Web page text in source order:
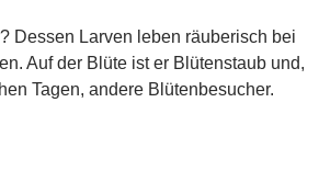
Dessen Larven leben räuberisch bei
Auf der Blüte ist er Blütenstaub und,
Tagen, andere Blütenbesucher.